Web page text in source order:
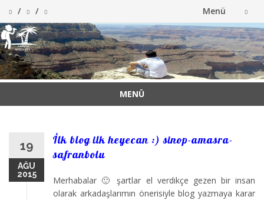
Menü
İçeriğe
atla
MENÜ
19
AĞU
2015
İlk blog ilk heyecan :) sinop-amasra-
safranbolu
Merhabalar 🙂 şartlar el verdikçe gezen bir insan
olarak arkadaşlarımın önerisiyle blog yazmaya karar